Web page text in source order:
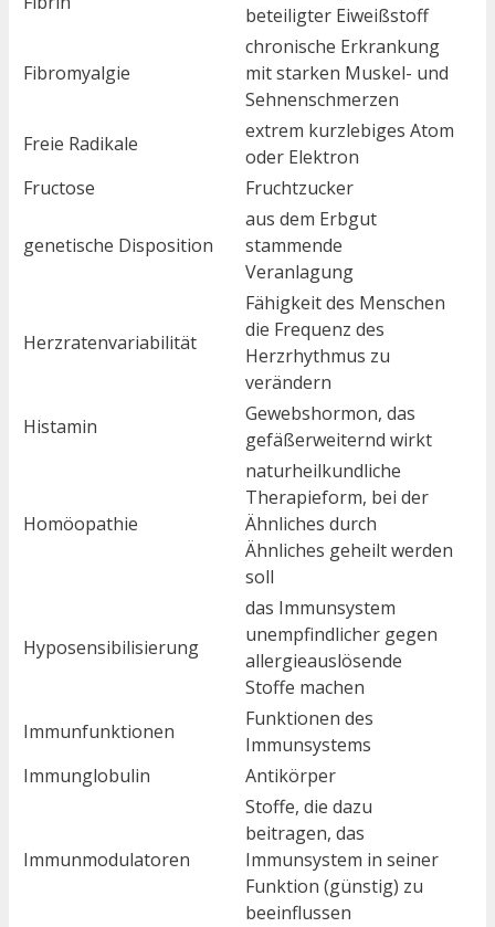
beteiligter Eiweißstoff
Fibromyalgie
chronische Erkrankung
mit starken Muskel- und
Sehnenschmerzen
Freie Radikale
extrem kurzlebiges Atom
oder Elektron
Fructose
Fruchtzucker
genetische Disposition
aus dem Erbgut
stammende
Veranlagung
Herzratenvariabilität
Fähigkeit des Menschen
die Frequenz des
Herzrhythmus zu
verändern
Histamin
Gewebshormon, das
gefäßerweiternd wirkt
Homöopathie
naturheilkundliche
Therapieform, bei der
Ähnliches durch
Ähnliches geheilt werden
soll
Hyposensibilisierung
das Immunsystem
unempfindlicher gegen
allergieauslösende
Stoffe machen
Immunfunktionen
Funktionen des
Immunsystems
Immunglobulin
Antikörper
Immunmodulatoren
Stoffe, die dazu
beitragen, das
Immunsystem in seiner
Funktion (günstig) zu
beeinflussen